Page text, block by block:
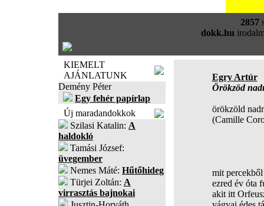
2857
dokk.hu
KIEMELT
AJÁNLATUNK
Demény Péter
Egy fehér papírlap
Új maradandokkok
Szilasi Katalin: A
haldokló
Tamási József:
üvegember
Nemes Máté: Hűtőhideg
Türjei Zoltán: A
virrasztás bajnokai
Egry Artúr
Örökzöd
örökzöld
(Camille
mit
ezred év óta
akit itt